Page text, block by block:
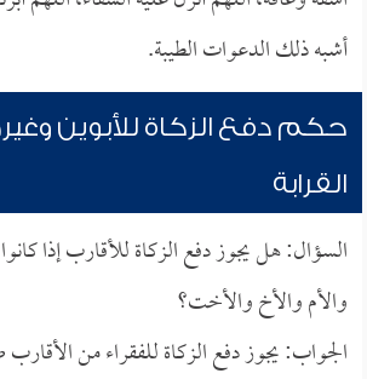
أشبه ذلك الدعوات الطيبة.
حكم دفع الزكاة للأبوين
القرابة
السؤال: هل يجوز دفع الزكاة للأقارب إذا
والأم والأخ والأخت؟
الجواب: يجوز دفع الزكاة للفقراء من